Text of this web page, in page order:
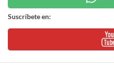
Suscríbete en: